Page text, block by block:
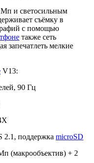
Мп и светосильным
съёмку в
с помощью
также сеть
запечатлеть мелкие
V13:
90 Гц
2.1, поддержка microSD
(макрообъектив) + 2